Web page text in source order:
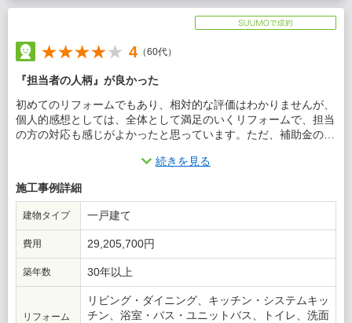
4 （60代）
『担当者の人柄』が良かった
初めてのリフォームでもあり、相対的な評価はわかりませんが、
個人的感想としては、全体として満足のいくリフォームで、担当
の方の対応も感じがよかったと思っています。ただ、補助金の申
選定のポイントは、離れた現場の対応ができる全国規模の会社で
あること、またその中でも古い家を生かしたリフォームの提案を
もらえた点が決め手となりました。
続きを見る
施工事例詳細
建物タイプ 一戸建て
費用 29,205,700円
築年数 30年以上
リフォーム
リビング・ダイニング、キッチン・システムキッ
チン、浴室・バス・ユニットバス、トイレ、洗面